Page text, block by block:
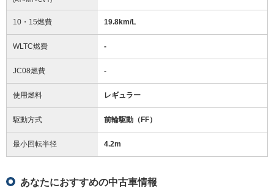
10・15燃費 19.8km/L
WLTC燃費 -
JC08燃費 -
使用燃料 レギュラー
駆動方式 前輪駆動（FF）
最小回転半径 4.2m
あなたにおすすめの中古車情報